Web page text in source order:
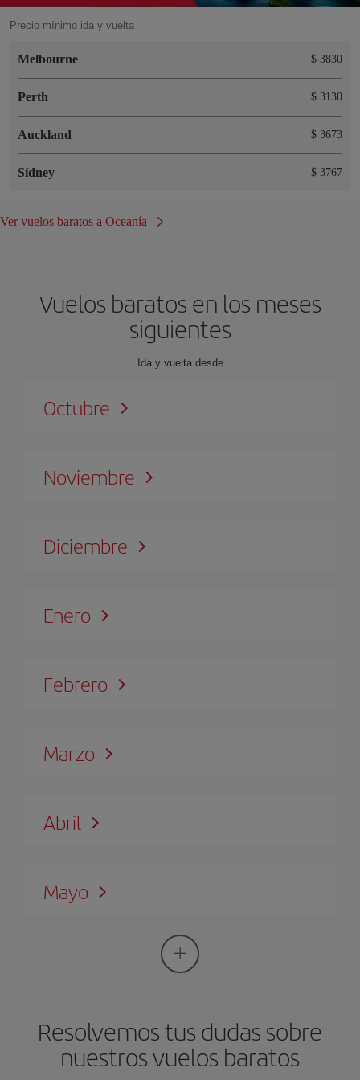
Precio mínimo ida y vuelta
Melbourne $ 3830
Perth $ 3130
Auckland $ 3673
Sídney $ 3767
Ver vuelos baratos a Oceanía
Vuelos baratos en los meses
siguientes
Ida y vuelta desde
Octubre
Noviembre
Diciembre
Enero
Febrero
Marzo
Abril
Mayo
Resolvemos tus dudas sobre
nuestros vuelos baratos